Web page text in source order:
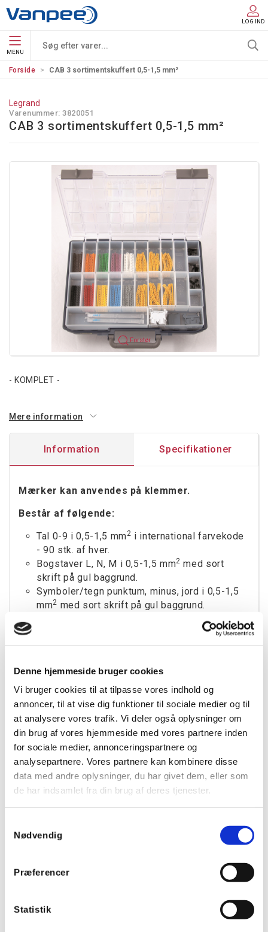
Denne hjemmeside bruger cookies
Vi bruger cookies til at tilpasse vores indhold og
annoncer, til at vise dig funktioner til sociale medier og til
at analysere vores trafik. Vi deler også oplysninger om
din brug af vores hjemmeside med vores partnere inden
for sociale medier, annonceringspartnere og
analysepartnere. Vores partnere kan kombinere disse
data med andre oplysninger, du har givet dem, eller som
de har indsamlet fra din brug af deres tjenester.
Nødvendig
Præferencer
Statistik
LOG IND
MENU
Forside CAB 3 sortimentskuffert 0,5-1,5 mm²
Legrand
Varenummer:3820051
CAB 3 sortimentskuffert 0,5-1,5 mm²
Forstør
- KOMPLET -
Mere information
Information Specifikationer
Mærker kan anvendes på klemmer.
Består af følgende:
Tal 0-9 i 0,5-1,5 mm2 i international farvekode
- 90 stk. af hver.
Bogstaver L, N, M i 0,5-1,5 mm2 med sort
skrift på gul baggrund.
Symboler/tegn punktum, minus, jord i 0,5-1,5
mm2 med sort skrift på gul baggrund.
, 2 stk. endestop & 2
2 stk. CAB3 magasiner for nem påføring af
Mærkeholdere for påsætning af CAB3 mærker
på større kvadrater.
Disse er som følger: 5 stk. for 10-16mm ,
5 stk. for 25-35mm & 5 stk. for 50-
70mm .
Se nedenstående for farvekode på tallene:
0 = Sort
1 = Brun
2 = Rød
4 = Gul
6 = Blå
8 = Grå